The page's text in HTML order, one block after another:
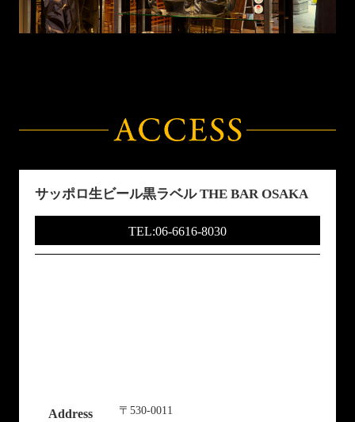
サッポロ生ビール黒ラベル THE BAR OSAKA
TEL:06-6616-8030
Address
〒530-0011